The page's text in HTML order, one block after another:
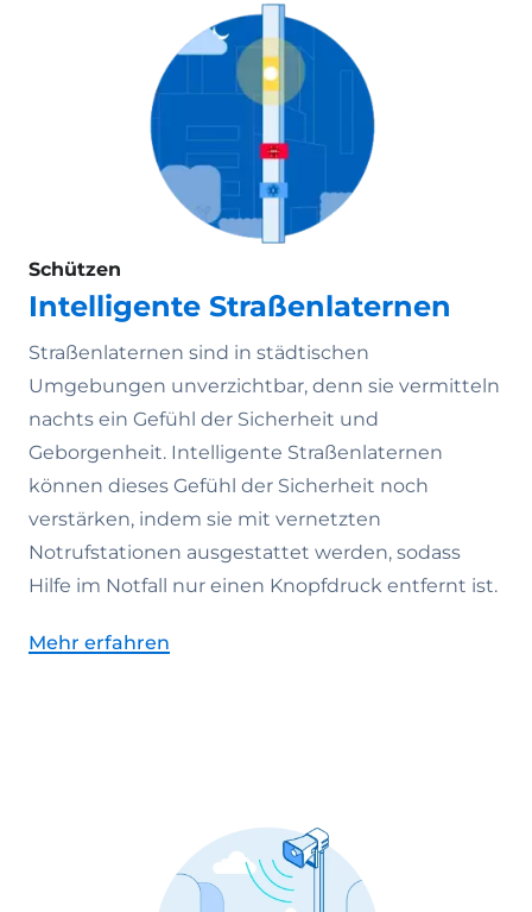
Schützen
Intelligente Straßenlaternen
Straßenlaternen sind in städtischen
Umgebungen unverzichtbar, denn sie vermitteln
nachts ein Gefühl der Sicherheit und
Geborgenheit. Intelligente Straßenlaternen
können dieses Gefühl der Sicherheit noch
verstärken, indem sie mit vernetzten
Notrufstationen ausgestattet werden, sodass
Hilfe im Notfall nur einen Knopfdruck entfernt ist.
Mehr erfahren